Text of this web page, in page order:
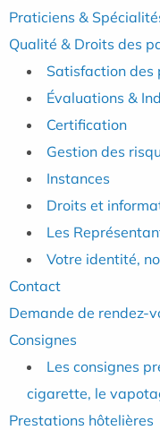
Praticiens &
Qualité & Droits des
Satisfaction des
Évaluations &
Certification
Gestion des
Instances
Droits et
Les
Votre identité,
Contact
Demande de rendez-
Consignes
Les consignes
cigarette, le
Prestations hôtelières